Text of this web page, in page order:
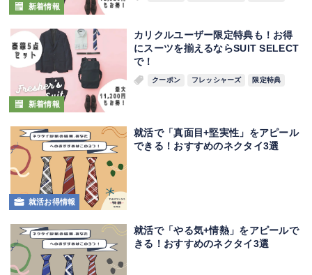
新着情報
新着情報
カリクルユーザー限定特典も！お得
にスーツを揃えるならSUIT SELECT
で！
クーポン フレッシャーズ 限定特典
就活お得情報
就活で「真面目+堅実性」をアピール
できる！おすすめのネクタイ3選
就活で「やる気+情熱」をアピールで
きる！おすすめのネクタイ3選